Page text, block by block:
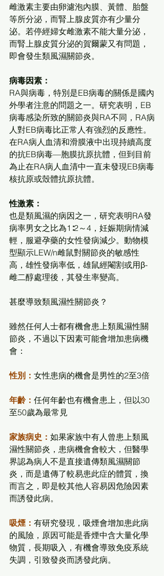
雌激素主要由卵濾泡內膜、黃體、胎盤
等所分泌，而腎上腺皮質亦有少量分
泌。若停經婦女雌激素不能大量分泌，
而腎上腺皮質分泌的賀爾蒙又有問題，
即會發生類風濕關節炎。
病毒因素：
RA與病毒，特別是EB病毒的關係是國內
外學者注意的問題之一。研究表明，EB
病毒感染所致的關節炎與RA不同，RA病
人對EB病毒比正常人有強烈的反應性。
在RA病人血清和滑膜液中出現持續高度
的抗EB病毒—胞膜抗原抗體，但到目前
為止在RA病人血清中一直未發現EB病毒
核抗原或殼體抗原抗體。
性激素：
也是類風濕的病因之一，研究表明RA發
病率男女之比為1∶2～4，妊娠期病情減
輕，服避孕藥的女性發病減少。動物模
型顯示LEW/n雌鼠對關節炎的敏感性
高，雄性發病率低，雄鼠經閹割或用β-
雌二醇處理後，其發生率變高。
甚麼導致類風濕性關節炎？
雖然任何人士都有機會患上類風濕性關
節炎，不過以下因素可能會增加患病機
會：
性別： 女性患病的機會是男性的2至3倍
年齡： 任何年齡也有機會患上，但以30
至50歲為最常見
家族病史： 如果家族中有人曾患上類風
濕性關節炎，患病機會會較大，但醫學
界認為病人不是直接遺傳類風濕關節
炎，而是遺傳了較易患此症的體質，換
而言之，即是較其他人容易因危險因素
而誘發此病。
吸煙： 有研究發現，吸煙會增加患此病
的風險，原因可能是香煙中含大量化學
物質，長期吸入，有機會導致免疫系統
失調，引致發炎而誘發此病。